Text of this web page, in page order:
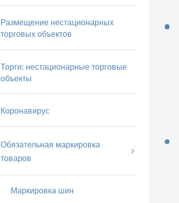
Размещение нестационарных
торговых объектов
Торги: нестационарные торговые
объекты
Коронавирус
Обязательная маркировка
товаров
Маркировка шин